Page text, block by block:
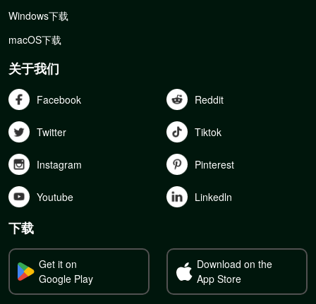
Windows下载
macOS下载
关于我们
Facebook Reddit
Twitter Tiktok
Instagram Pinterest
Youtube Linkedln
下载
Get it on
Google Play
Download on the
App Store